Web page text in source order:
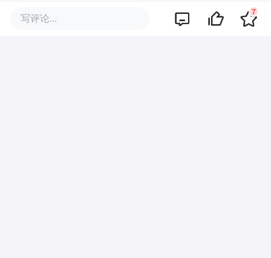
写评论... 7